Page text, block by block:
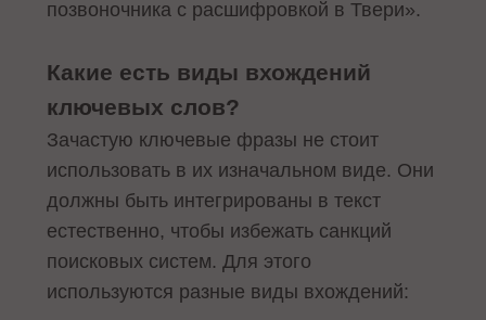
позвоночника с расшифровкой в Твери».
Какие есть виды вхождений
ключевых слов?
Зачастую ключевые фразы не стоит
использовать в их изначальном виде. Они
должны быть интегрированы в текст
естественно, чтобы избежать санкций
поисковых систем. Для этого
используются разные виды вхождений: